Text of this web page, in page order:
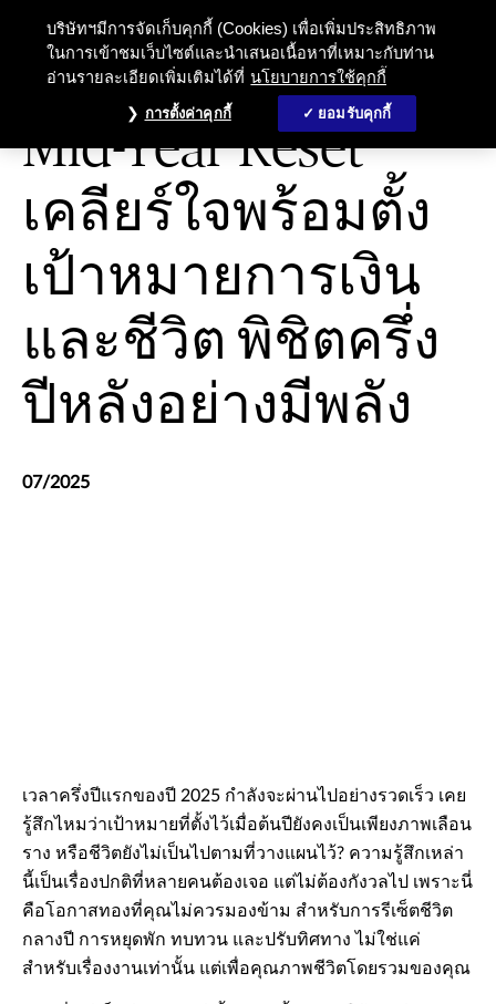
การดูแลสุขภาพและความเป็นอยู่ที่ดี
Mid-Year Reset
เคลียร์ใจพร้อมตั้ง
เป้าหมายการเงิน
และชีวิต พิชิตครึ่ง
ปีหลังอย่างมีพลัง
07/2025
เวลาครึ่งปีแรกของปี 2025 กำลังจะผ่านไปอย่างรวดเร็ว เคย
รู้สึกไหมว่าเป้าหมายที่ตั้งไว้เมื่อต้นปียังคงเป็นเพียงภาพเลือน
ราง หรือชีวิตยังไม่เป็นไปตามที่วางแผนไว้? ความรู้สึกเหล่า
นี้เป็นเรื่องปกติที่หลายคนต้องเจอ แต่ไม่ต้องกังวลไป เพราะนี่
คือโอกาสทองที่คุณไม่ควรมองข้าม สำหรับการรีเซ็ตชีวิต
กลางปี การหยุดพัก ทบทวน และปรับทิศทาง ไม่ใช่แค่
สำหรับเรื่องงานเท่านั้น แต่เพื่อคุณภาพชีวิตโดยรวมของคุณ
บริษัทฯมีการจัดเก็บคุกกี้ (Cookies) เพื่อเพิ่มประสิทธิภาพ
ในการเข้าชมเว็บไซต์และนำเสนอเนื้อหาที่เหมาะกับท่าน
อ่านรายละเอียดเพิ่มเติมได้ที่ นโยบายการใช้คุกกี้
การตั้งค่าคุกกี้ ยอมรับคุกกี้